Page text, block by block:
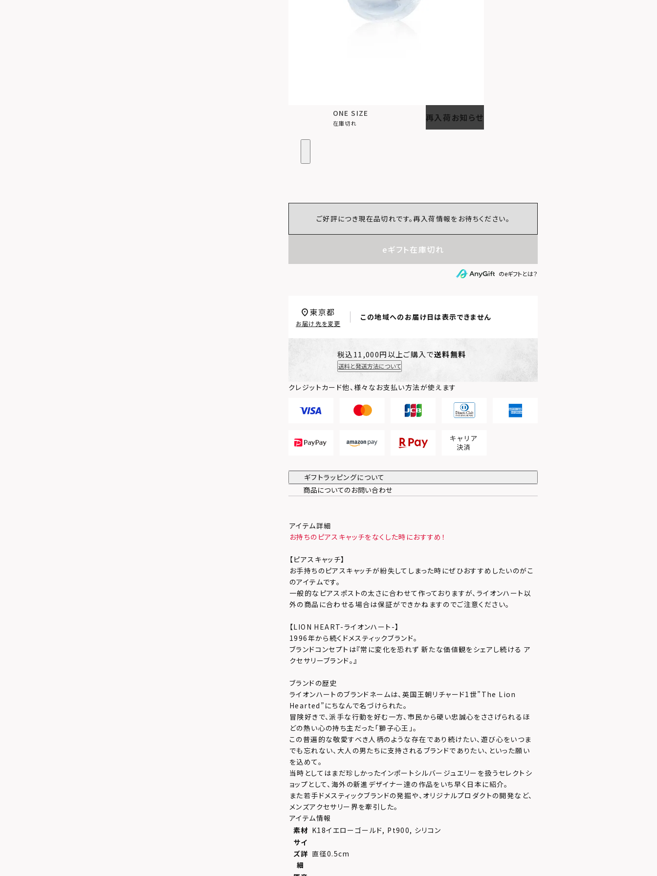
ONE SIZE
在庫切れ 再入荷お知らせ
ご好評につき現在品切れです。再入荷情報をお待ちください。
eギフト在庫切れ
のeギフトとは？
この地域へのお届け日は表示できません
東京都
お届け先を変更
税込11,000円以上ご購入で送料無料
送料と発送方法について
クレジットカード他、様々なお支払い方法が使えます
ギフトラッピングについて
商品についてのお問い合わせ
アイテム詳細
お持ちのピアスキャッチをなくした時におすすめ！
【ピアスキャッチ】
お手持ちのピアスキャッチが紛失してしまった時にぜひおすすめしたいのがこ
のアイテムです。
一般的なピアスポストの太さに合わせて作っておりますが、ライオンハート以
外の商品に合わせる場合は保証ができかねますのでご注意ください。
【LION HEART-ライオンハート-】
1996年から続くドメスティックブランド。
ブランドコンセプトは『常に変化を恐れず 新たな価値観をシェアし続ける ア
クセサリーブランド。』
ブランドの歴史
ライオンハートのブランドネームは、英国王朝リチャード1世”The Lion
Hearted”にちなんで名づけられた。
冒険好きで、派手な行動を好む一方、市民から硬い忠誠心をささげられるほ
どの熱い心の持ち主だった「獅子心王」。
この普遍的な敬愛すべき人柄のような存在であり続けたい、遊び心をいつま
でも忘れない、大人の男たちに支持されるブランドでありたい、といった願い
を込めて。
当時としてはまだ珍しかったインポートシルバージュエリーを扱うセレクトシ
ョップとして、海外の新進デザイナー達の作品をいち早く日本に紹介。
また若手ドメスティックブランドの発掘や、オリジナルプロダクトの開発など、
メンズアクセサリー界を牽引した。
アイテム情報
素材 K18イエローゴールド, Pt900, シリコン
サイ
ズ詳
細
直径0.5cm